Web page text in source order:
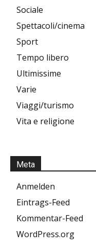
Sociale
Spettacoli/cinema
Sport
Tempo libero
Ultimissime
Varie
Viaggi/turismo
Vita e religione
Meta
Anmelden
Eintrags-Feed
Kommentar-Feed
WordPress.org